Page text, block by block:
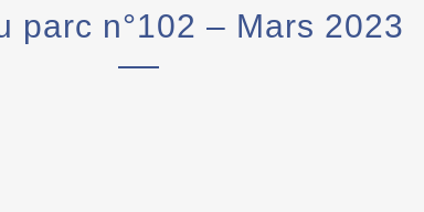
parc n°102 – Mars 2023